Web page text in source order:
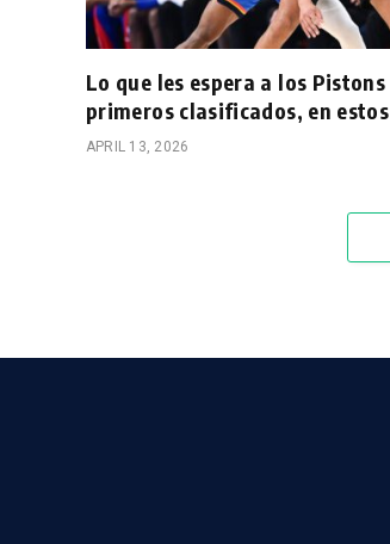
Lo que les espera a los
primeros clasificados, en
APRIL 13, 2026